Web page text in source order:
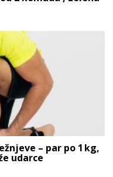
– par po 1 kg,
udarce